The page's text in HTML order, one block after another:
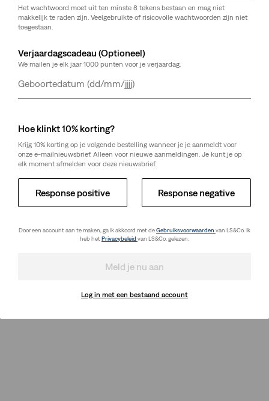
Het wachtwoord moet uit ten minste 8 tekens bestaan en mag niet
makkelijk te raden zijn. Veelgebruikte of risicovolle wachtwoorden zijn niet
toegestaan.
Verjaardagscadeau (Optioneel)
We mailen je elk jaar 1000 punten voor je verjaardag.
Dag
Maand
Jaar
Hoe klinkt 10% korting?
Krijg 10% korting op je volgende bestelling wanneer je je aanmeldt voor
onze e-mailnieuwsbrief. Alleen voor nieuwe aanmeldingen. Je kunt je op
elk moment afmelden voor deze nieuwsbrief.
Response positive Response negative
Door een account aan te maken, ga ik akkoord met deGebruiksvoorwaarden van LS&Co. Ik
heb hetPrivacybeleid van LS&Co. gelezen.
Meld je nu aan
Log in met een bestaand account